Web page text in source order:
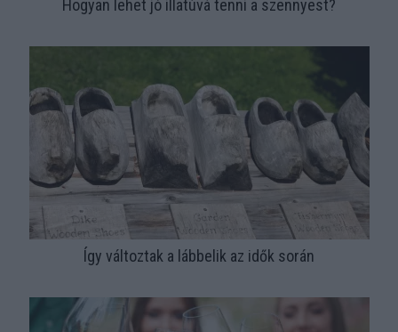
Hogyan lehet jó illatúvá tenni a szennyest?
Így változtak a lábbelik az idők során